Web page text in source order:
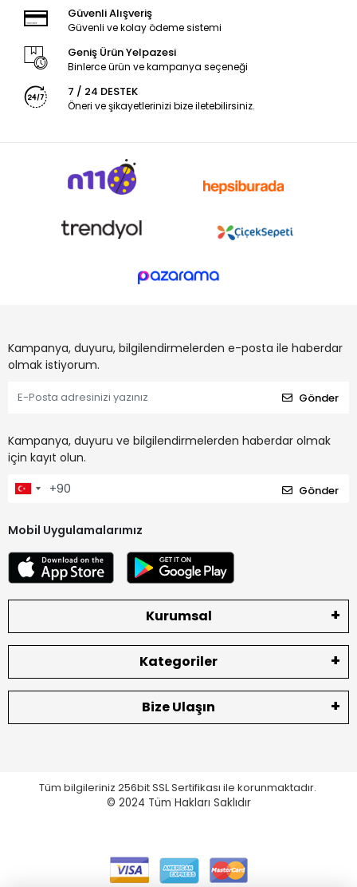
Güvenli Alışveriş
Güvenli ve kolay ödeme sistemi
Geniş Ürün Yelpazesi
Binlerce ürün ve kampanya seçeneği
7 / 24 DESTEK
Öneri ve şikayetlerinizi bize iletebilirsiniz.
Kampanya, duyuru, bilgilendirmelerden e-posta ile haberdar
olmak istiyorum.
Gönder
Kampanya, duyuru ve bilgilendirmelerden haberdar olmak
için kayıt olun.
Gönder
Mobil Uygulamalarımız
Kurumsal
Kategoriler
Bize Ulaşın
Tüm bilgileriniz 256bit SSL Sertifikası ile korunmaktadır.
© 2024 Tüm Hakları Saklıdır